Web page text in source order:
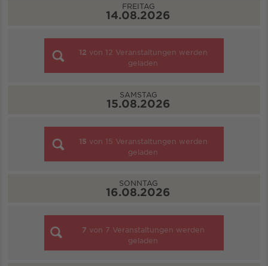
FREITAG
14.08.2026
12 von 12 Veranstaltungen werden
geladen
SAMSTAG
15.08.2026
15 von 15 Veranstaltungen werden
geladen
SONNTAG
16.08.2026
7 von 7 Veranstaltungen werden
geladen